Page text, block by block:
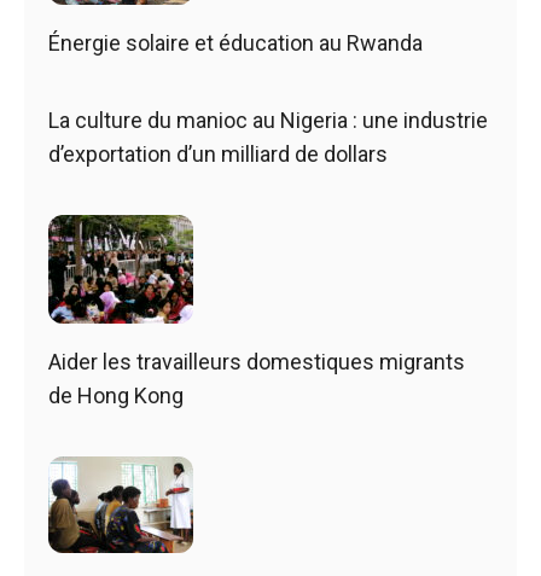
Énergie solaire et éducation au Rwanda
La culture du manioc au Nigeria : une industrie
d’exportation d’un milliard de dollars
Aider les travailleurs domestiques migrants
de Hong Kong